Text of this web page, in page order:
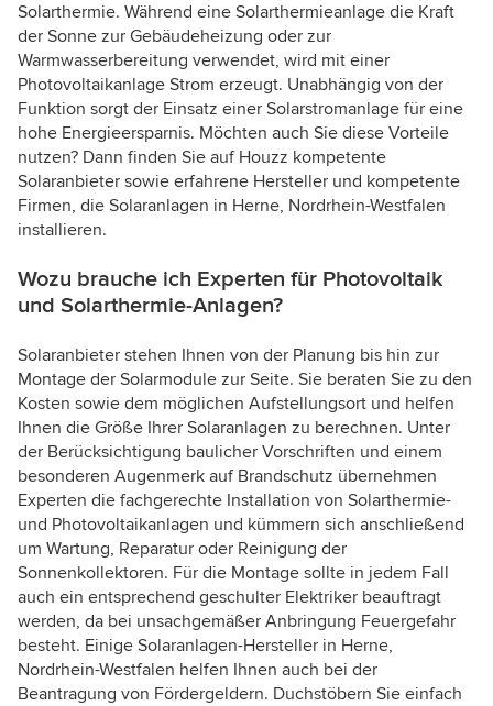
Solarthermie. Während eine Solarthermieanlage die Kraft
der Sonne zur Gebäudeheizung oder zur
Warmwasserbereitung verwendet, wird mit einer
Photovoltaikanlage Strom erzeugt. Unabhängig von der
Funktion sorgt der Einsatz einer Solarstromanlage für eine
hohe Energieersparnis. Möchten auch Sie diese Vorteile
nutzen? Dann finden Sie auf Houzz kompetente
Solaranbieter sowie erfahrene Hersteller und kompetente
Firmen, die Solaranlagen in Herne, Nordrhein-Westfalen
installieren.
Wozu brauche ich Experten für Photovoltaik
und Solarthermie-Anlagen?
Solaranbieter stehen Ihnen von der Planung bis hin zur
Montage der Solarmodule zur Seite. Sie beraten Sie zu den
Kosten sowie dem möglichen Aufstellungsort und helfen
Ihnen die Größe Ihrer Solaranlagen zu berechnen. Unter
der Berücksichtigung baulicher Vorschriften und einem
besonderen Augenmerk auf Brandschutz übernehmen
Experten die fachgerechte Installation von Solarthermie-
und Photovoltaikanlagen und kümmern sich anschließend
um Wartung, Reparatur oder Reinigung der
Sonnenkollektoren. Für die Montage sollte in jedem Fall
auch ein entsprechend geschulter Elektriker beauftragt
werden, da bei unsachgemäßer Anbringung Feuergefahr
besteht. Einige Solaranlagen-Hersteller in Herne,
Nordrhein-Westfalen helfen Ihnen auch bei der
Beantragung von Fördergeldern. Duchstöbern Sie einfach